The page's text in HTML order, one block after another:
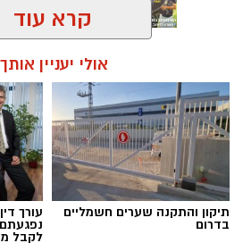
קרא עוד
אולי יעניין
תיקון והתקנה שערים חשמליים
בדרום
עורך
לקבל